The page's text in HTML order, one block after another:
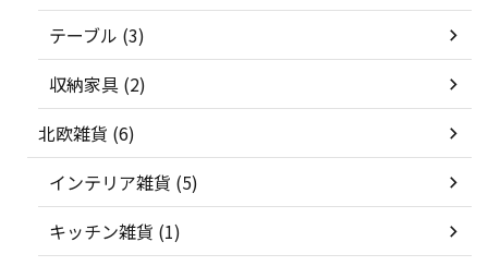
テーブル (3)
収納家具 (2)
北欧雑貨 (6)
インテリア雑貨 (5)
キッチン雑貨 (1)